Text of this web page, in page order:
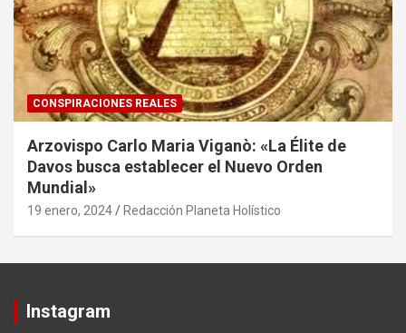
CONSPIRACIONES REALES
Arzovispo Carlo Maria Viganò: «La Élite de
Davos busca establecer el Nuevo Orden
Mundial»
19 enero, 2024 Redacción Planeta Holístico
Instagram